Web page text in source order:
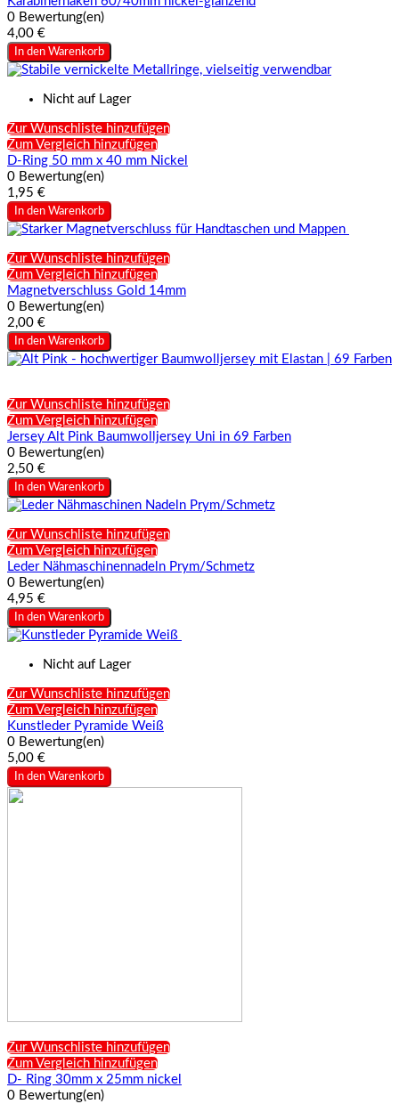
0 Bewertung(en)
4,00 €
In den Warenkorb
Nicht auf Lager
Zur Wunschliste hinzufügen
Zum Vergleich hinzufügen
D-Ring 50 mm x 40 mm Nickel
0 Bewertung(en)
1,95 €
In den Warenkorb
Zur Wunschliste hinzufügen
Zum Vergleich hinzufügen
Magnetverschluss Gold 14mm
0 Bewertung(en)
2,00 €
In den Warenkorb
Zur Wunschliste hinzufügen
Zum Vergleich hinzufügen
Jersey Alt Pink Baumwolljersey Uni in 69 Farben
0 Bewertung(en)
2,50 €
In den Warenkorb
Zur Wunschliste hinzufügen
Zum Vergleich hinzufügen
Leder Nähmaschinennadeln Prym/Schmetz
0 Bewertung(en)
4,95 €
In den Warenkorb
Nicht auf Lager
Zur Wunschliste hinzufügen
Zum Vergleich hinzufügen
Kunstleder Pyramide Weiß
0 Bewertung(en)
5,00 €
In den Warenkorb
Zur Wunschliste hinzufügen
Zum Vergleich hinzufügen
D- Ring 30mm x 25mm nickel
0 Bewertung(en)